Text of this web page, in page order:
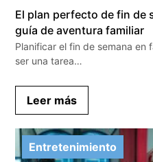
El plan perfecto de fin de
guía de aventura familiar
Planificar el fin de semana en
ser una tarea…
Leer más
Entretenimiento